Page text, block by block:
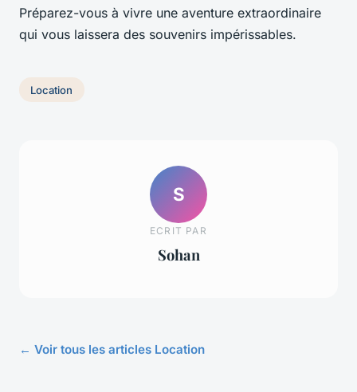
Préparez-vous à vivre une aventure extraordinaire
qui vous laissera des souvenirs impérissables.
Location
S
ECRIT PAR
Sohan
← Voir tous les articles Location